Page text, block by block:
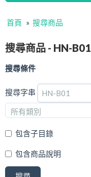
嬰兒產品
Cura Connect
最新推廣優惠
樂齡科技產品
產品保用登記
樂齡科技
首頁 » 搜尋商品
搜尋商品 - HN-B01
搜尋條件
搜尋字串
包含子目錄
包含商品說明